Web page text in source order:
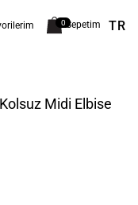
0Sepetim TR
Midi Elbise